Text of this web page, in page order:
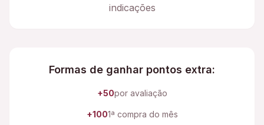
indicações
Formas de ganhar pontos extra:
+50por avaliação
+1001ª compra do mês